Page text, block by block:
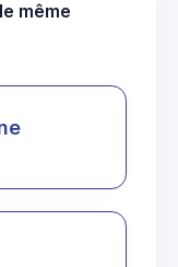
même